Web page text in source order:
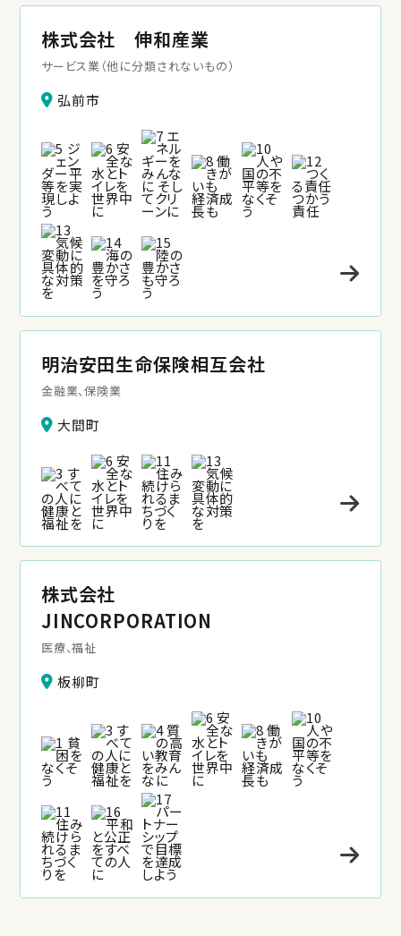
株式会社 伸和産業
サービス業（他に分類されないもの）
弘前市
明治安田生命保険相互会社
金融業、保険業
大間町
株式会社
JINCORPORATION
医療、福祉
板柳町